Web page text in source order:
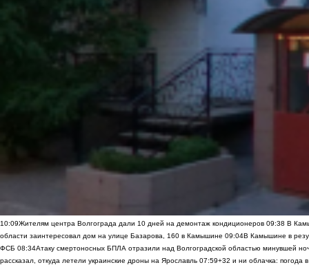
10:09Жителям центра Волгограда дали 10 дней на демонтаж кондиционеров 09:38 В
области заинтересовал дом на улице Базарова, 160 в Камышине 09:04В Камышине в
ФСБ 08:34Атаку смертоносных БПЛА отразили над Волгоградской областью минувшей
рассказал, откуда летели украинские дроны на Ярославль 07:59+32 и ни облачка: погода